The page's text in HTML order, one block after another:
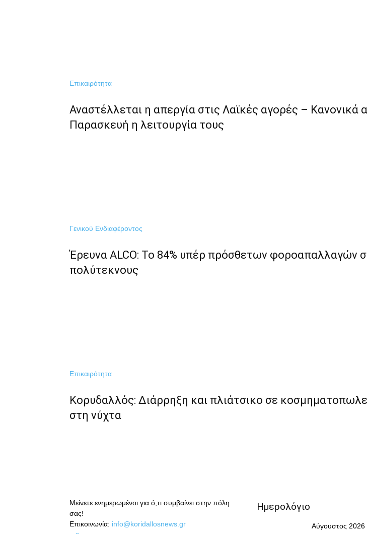
Επικαιρότητα
Αναστέλλεται η απεργία στις Λαϊκές αγορές – Κανονικά
Παρασκευή η λειτουργία τους
Γενικού Ενδιαφέροντος
Έρευνα ALCO: Το 84% υπέρ πρόσθετων φοροαπαλλαγών
πολύτεκνους
Επικαιρότητα
Κορυδαλλός: Διάρρηξη και πλιάτσικο σε
στη νύχτα
Μείνετε ενημερωμένοι για ό,τι συμβαίνει στην πόλη
σας!
Επικοινωνία: info@koridallosnews.gr
Ημερολόγιο
Αύγουστος 2026